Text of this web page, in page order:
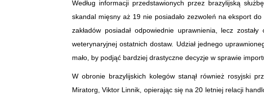
Według informacji przedstawionych przez brazylijską
skandal mięsny aż 19 nie posiadało zezwoleń na eksport
zakładów posiadał odpowiednie uprawnienia, lecz
weterynaryjnej ostatnich dostaw. Udział jednego
mało, by podjąć bardziej drastyczne decyzje w sprawie
W obronie brazylijskich kolegów stanął również rosyjski
Miratorg, Viktor Linnik, opierając się na 20 letniej relacji